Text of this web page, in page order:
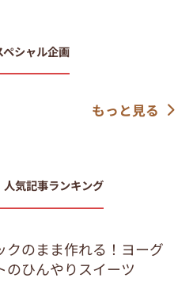
ペシャル企画
もっと見る
人気記事ランキング
クのまま作れる！ヨーグ
のひんやりスイーツ